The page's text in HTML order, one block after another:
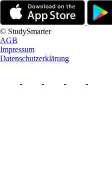
© StudySmarter
AGB
Impressum
Datenschutzerklärung